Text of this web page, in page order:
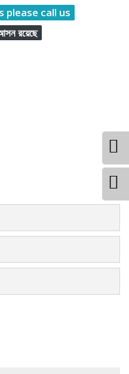
please call us
রয়েছে